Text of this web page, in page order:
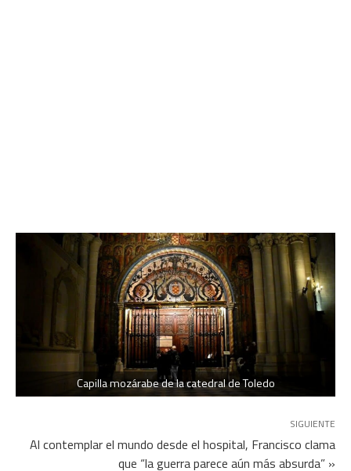
Capilla mozárabe de la catedral de Toledo
SIGUIENTE
Al contemplar el mundo desde el hospital, Francisco clama
que “la guerra parece aún más absurda” »